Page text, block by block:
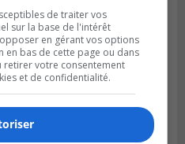
de traiter vos
sur la base de l'intérêt
en gérant vos options
en bas de cette page ou dans
retirer votre consentement
et de confidentialité.